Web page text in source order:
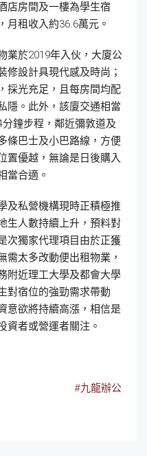
店房間及一樓為學生宿
月租收入約36.6萬元。
業於2019年入伙，大廈公
修設計具現代感及時尚；
採光充足，且每房間均配
隱。此外，該廈交通相當
鐘步程，鄰近彌敦道及
條巴士及小巴路線，方便
置優越，無論是日後購入
當合適。
及私營機構現時正積極推
生人數持續上升，預料對
次獨家代理項目由於正獲
需太多改動便出租物業，
附近理工大學及都會大學
對宿位的強勁需求帶動
意欲將持續高漲，相信是
資者或營運者關注。
#九龍辦公